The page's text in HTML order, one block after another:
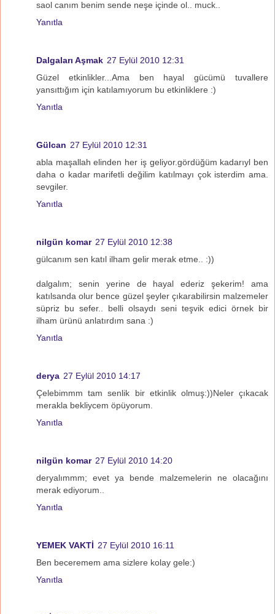
saol canım benim sende neşe içinde ol.. muck..
Yanıtla
Dalgaları Aşmak 27 Eylül 2010 12:31
Güzel etkinlikler...Ama ben hayal gücümü tuvallere
yansıttığım için katılamıyorum bu etkinliklere :)
Yanıtla
Gülcan 27 Eylül 2010 12:31
abla maşallah elinden her iş geliyor.gördüğüm kadarıyl ben
daha o kadar marifetli değilim katılmayı çok isterdim ama.
sevgiler.
Yanıtla
nilgün komar 27 Eylül 2010 12:38
gülcanım sen katıl ilham gelir merak etme.. :))
dalgalım; senin yerine de hayal ederiz şekerim! ama
katılsanda olur bence güzel şeyler çıkarabilirsin malzemeler
süpriz bu sefer.. belli olsaydı seni teşvik edici örnek bir
ilham ürünü anlatırdım sana :)
Yanıtla
derya 27 Eylül 2010 14:17
Çelebimmm tam senlik bir etkinlik olmuş:))Neler çıkacak
merakla bekliycem öpüyorum.
Yanıtla
nilgün komar 27 Eylül 2010 14:20
deryalımmm; evet ya bende malzemelerin ne olacağını
merak ediyorum..
Yanıtla
YEMEK VAKTİ 27 Eylül 2010 16:11
Ben beceremem ama sizlere kolay gele:)
Yanıtla